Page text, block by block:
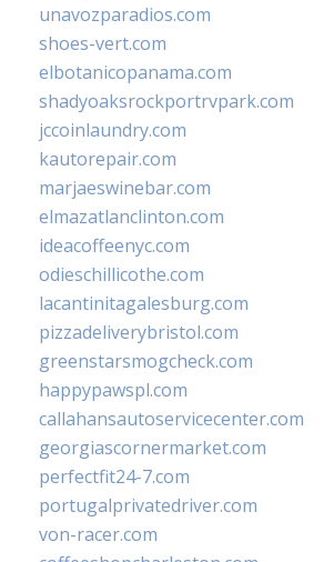
unavozparadios.com
shoes-vert.com
elbotanicopanama.com
shadyoaksrockportrvpark.com
jccoinlaundry.com
kautorepair.com
marjaeswinebar.com
elmazatlanclinton.com
ideacoffeenyc.com
odieschillicothe.com
lacantinitagalesburg.com
pizzadeliverybristol.com
greenstarsmogcheck.com
happypawspl.com
callahansautoservicecenter.com
georgiascornermarket.com
perfectfit24-7.com
portugalprivatedriver.com
von-racer.com